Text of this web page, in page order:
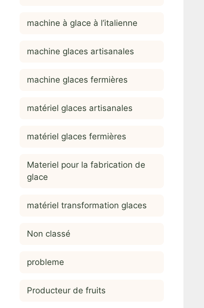
machine à glace à l’italienne
machine glaces artisanales
machine glaces fermières
matériel glaces artisanales
matériel glaces fermières
Materiel pour la fabrication de
glace
matériel transformation glaces
Non classé
probleme
Producteur de fruits